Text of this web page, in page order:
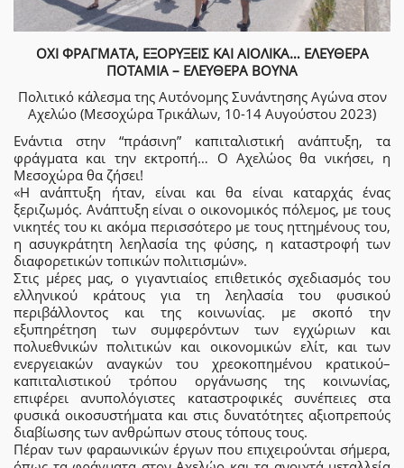
ΟΧΙ ΦΡΑΓΜΑΤΑ, ΕΞΟΡΥΞΕΙΣ ΚΑΙ ΑΙΟΛΙΚΑ… ΕΛΕΥΘΕΡΑ
ΠΟΤΑΜΙΑ – ΕΛΕΥΘΕΡΑ ΒΟΥΝΑ
Πολιτικό κάλεσμα της Αυτόνομης Συνάντησης Αγώνα στον
Αχελώο (Μεσοχώρα Τρικάλων, 10-14 Αυγούστου 2023)
Ενάντια στην “πράσινη” καπιταλιστική ανάπτυξη, τα
φράγματα και την εκτροπή… Ο Αχελώος θα νικήσει, η
Μεσοχώρα θα ζήσει!
«Η ανάπτυξη ήταν, είναι και θα είναι καταρχάς ένας
ξεριζωμός. Ανάπτυξη είναι ο οικονομικός πόλεμος, με τους
νικητές του κι ακόμα περισσότερο με τους ηττημένους του,
η ασυγκράτητη λεηλασία της φύσης, η καταστροφή των
διαφορετικών τοπικών πολιτισμών».
Στις μέρες μας, ο γιγαντιαίος επιθετικός σχεδιασμός του
ελληνικού κράτους για τη λεηλασία του φυσικού
περιβάλλοντος και της κοινωνίας. με σκοπό την
εξυπηρέτηση των συμφερόντων των εγχώριων και
πολυεθνικών πολιτικών και οικονομικών ελίτ, και των
ενεργειακών αναγκών του χρεοκοπημένου κρατικού–
καπιταλιστικού τρόπου οργάνωσης της κοινωνίας,
επιφέρει ανυπολόγιστες καταστροφικές συνέπειες στα
φυσικά οικοσυστήματα και στις δυνατότητες αξιοπρεπούς
διαβίωσης των ανθρώπων στους τόπους τους.
Πέραν των φαραωνικών έργων που επιχειρούνται σήμερα,